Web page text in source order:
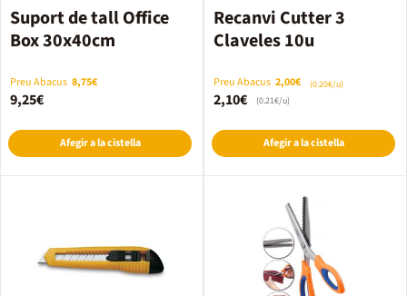
Suport de tall Office
Box 30x40cm
Preu Abacus 8,75€
9,25€
Afegir a la cistella
Recanvi Cutter 3
Claveles 10u
Preu Abacus 2,00€ (0.20€/u)
2,10€ (0.21€/u)
Afegir a la cistella